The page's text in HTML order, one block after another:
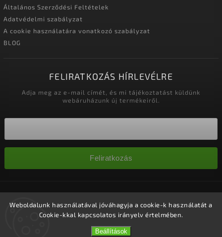
Weboldalunk használatával jóváhagyja a cookie-k használatát a
Cookie-kkal kapcsolatos irányelv értelmében.
Beállítások
Általános Szerződési Feltételek
Adatvédelmi szabályzat
A cookie használatára vonatkozó szabályzat
BLOG
FELIRATKOZÁS HÍRLEVÉLRE
Adja meg az e-mail címét, és mi tájékoztatást küldünk
webáruházunk új termékeiről.
Feliratkozás
fenntartva.
Süti beállítások szerkesztése
Shoptet| DesignShoptak.cz.